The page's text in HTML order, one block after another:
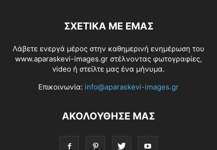
ΣΧΕΤΙΚΆ ΜΕ ΕΜΆΣ
Λάβετε ενεργά μέρος στην καθημερινή ενημέρωση του
www.aparaskevi-images.gr στέλνοντας φωτογραφίες,
video ή στείλτε μας ένα μήνυμα.
Επικοινωνία: info@aparaskevi-images.gr
ΑΚΟΛΟΥΘΗΣΕ ΜΑΣ